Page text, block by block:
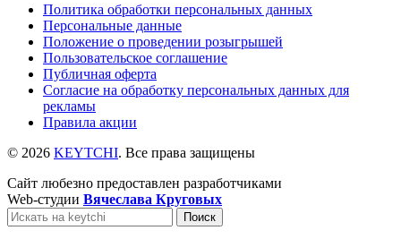
Политика обработки персональных данных
Персональные данные
Положение о проведении розыгрышей
Пользовательское соглашение
Публичная оферта
Согласие на обработку персональных данных для
рекламы
Правила акции
© 2026 KEYTCHI. Все права защищены
Сайт любезно предоставлен разработчиками
Web-студии Вячеслава Круговых
Поиск